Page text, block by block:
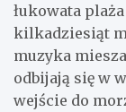
łukowata
kilkadziesiąt
muzyka
odbijają się w
wejście do